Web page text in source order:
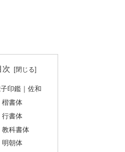
次
印鑑｜佐和
楷書体
行書体
教科書体
明朝体